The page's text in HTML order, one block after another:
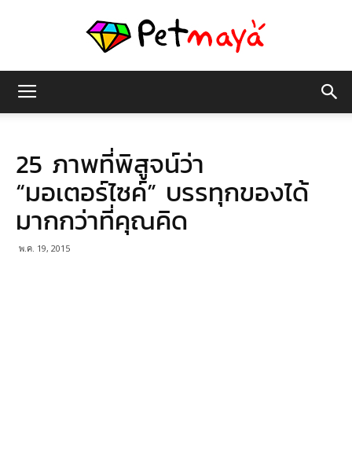
มายา
25 ภาพที่พิสูจน์ว่า
“มอเตอร์ไซค์” บรรทุกของได้
มากกว่าที่คุณคิด
พ.ค. 19, 2015